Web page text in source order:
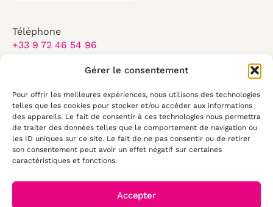
Gérer le consentement
Pour offrir les meilleures expériences, nous utilisons des technologies
telles que les cookies pour stocker et/ou accéder aux informations
des appareils. Le fait de consentir à ces technologies nous permettra
de traiter des données telles que le comportement de navigation ou
les ID uniques sur ce site. Le fait de ne pas consentir ou de retirer
son consentement peut avoir un effet négatif sur certaines
caractéristiques et fonctions.
Accepter
Téléphone
+33 9 72 46 54 96
Du lundi au vendredi :
8:30-17:30
50 rue Antoine de Saint Exupéry
29490, Guipavas